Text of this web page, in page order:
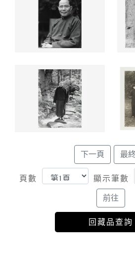
頁數 顯示筆數